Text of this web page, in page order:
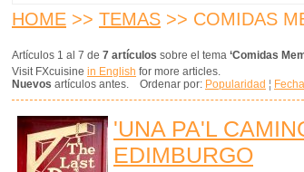
HOME >> TEMAS >> COMIDAS
Artículos 1 al 7 de 7 artículos sobre el tema ‘Comidas
Visit FXcuisine in English for more articles.
Nuevos artículos antes. Ordenar por: Popularidad ¦ Fecha
'UNA PA'L
EDIMBURGO